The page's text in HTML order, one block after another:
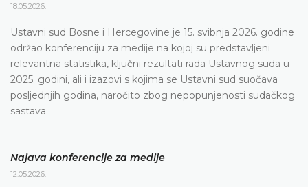
18.05.2026.
Ustavni sud Bosne i Hercegovine je 15. svibnja 2026. godine
održao konferenciju za medije na kojoj su predstavljeni
relevantna statistika, ključni rezultati rada Ustavnog suda u
2025. godini, ali i izazovi s kojima se Ustavni sud suočava
posljednjih godina, naročito zbog nepopunjenosti sudačkog
sastava
Najava konferencije za medije
12.05.2026.